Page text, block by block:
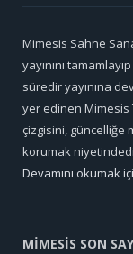
Mimesis Sahne
yayınını
süredir yayınına
yer edinen Mimesis
çizgisini, güncelliğe
korumak
Devamını okumak
MİMESİS SON